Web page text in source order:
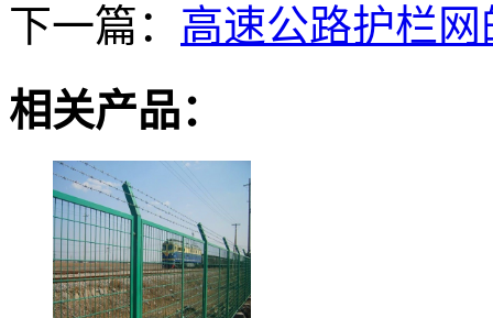
下一篇： 高速公路护栏
相关产品：